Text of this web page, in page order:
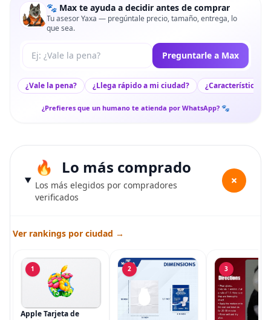
🐾 Max te ayuda a decidir antes de comprar
Tu asesor Yaxa — pregúntale precio, tamaño, entrega, lo
que sea.
Tu pregunta a Max Preguntarle a Max
¿Vale la pena? ¿Llega rápido a mi ciudad? ¿Características
¿Prefieres que un humano te atienda por WhatsApp? 🐾
Lo más comprado
Los más elegidos por compradores
verificados
+
Ver rankings por ciudad →
1
Apple Tarjeta de
2 3